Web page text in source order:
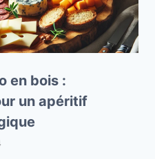
en bois :
un apéritif